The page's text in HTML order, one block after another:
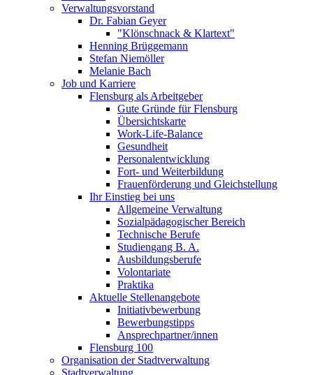
Verwaltungsvorstand
Dr. Fabian Geyer
"Klönschnack & Klartext"
Henning Brüggemann
Stefan Niemöller
Melanie Bach
Job und Karriere
Flensburg als Arbeitgeber
Gute Gründe für Flensburg
Übersichtskarte
Work-Life-Balance
Gesundheit
Personalentwicklung
Fort- und Weiterbildung
Frauenförderung und Gleichstellung
Ihr Einstieg bei uns
Allgemeine Verwaltung
Sozialpädagogischer Bereich
Technische Berufe
Studiengang B. A.
Ausbildungsberufe
Volontariate
Praktika
Aktuelle Stellenangebote
Initiativbewerbung
Bewerbungstipps
Ansprechpartner/innen
Flensburg 100
Organisation der Stadtverwaltung
Stadtverwaltung